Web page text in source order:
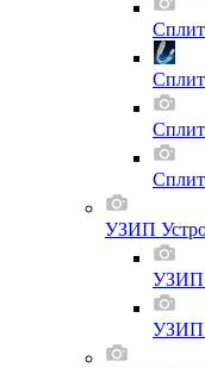
УЗИП
УЗИП
УЗИП